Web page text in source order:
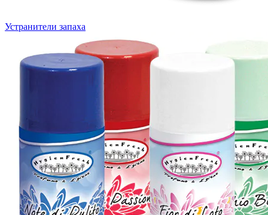
Устранители запаха